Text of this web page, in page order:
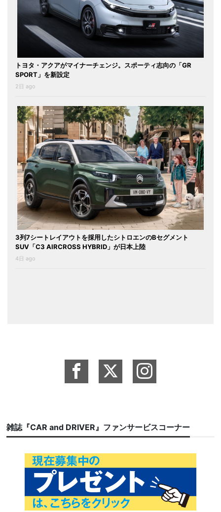
トヨタ・アクアがマイナーチェンジ。スポーティ志向の「GR
SPORT」を新設定
2日 ago
3列7シートレイアウトを採用したシトロエンのBセグメント
SUV「C3 AIRCROSS HYBRID」が日本上陸
4日 ago
雑誌『CAR and DRIVER』ファンサービスコーナー